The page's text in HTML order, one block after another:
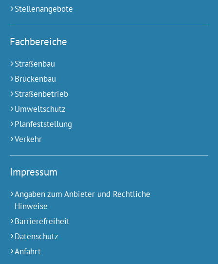
Stellenangebote
Fachbereiche
Straßenbau
Brückenbau
Straßenbetrieb
Umweltschutz
Planfeststellung
Verkehr
Impressum
Angaben zum Anbieter und Rechtliche
Hinweise
Barrierefreiheit
Datenschutz
Anfahrt